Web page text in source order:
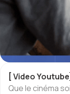
[ Video
Que le cinéma